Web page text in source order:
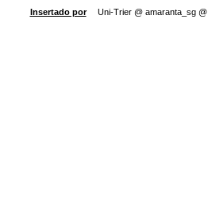
Insertado por
Uni-Trier @ amaranta_sg @